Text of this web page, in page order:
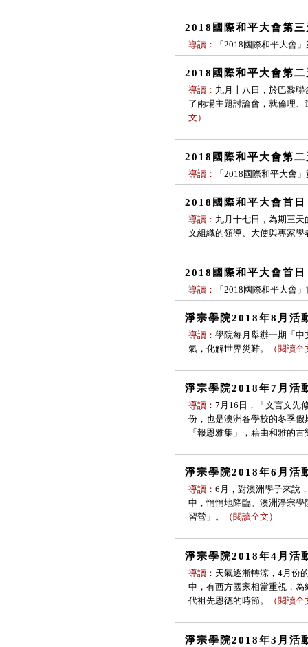
2018國際和平大會第
導讀： 「2018國際和平大會
2018國際和平大會第
導讀： 九月十八日，於巴黎
了兩場主題討論會，就倫理
文 ）
2018國際和平大會第
導讀： 「2018國際和平大會
2018國際和平大會首
導讀： 九月十七日，為期三
文組織的領導、大使與專家
2018國際和平大會首
導讀： 「2018國際和平大會
淨宗學院2018年8月活
導讀： 學院每月舉辦一期「
氣，化解世界災難。
（ 閱讀全
淨宗學院2018年7月活
導讀： 7月16日，「文言文先
份，也是澳洲各學校的冬季
「報恩雅集」，藉由和雅的
淨宗學院2018年6月活
導讀： 6月，對澳洲學子來說
中，悄悄地降臨。澳洲淨宗
習營」。
（ 閱讀全文 ）
淨宗學院2018年4月活
導讀： 天氣逐漸轉涼，4月份
中，有西方國家相當重視，
代祖先恩德的時節。
（ 閱讀全
淨宗學院2018年3月活